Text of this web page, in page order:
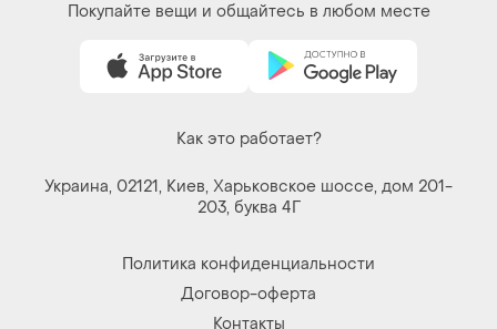
Покупайте вещи и общайтесь в любом месте
Как это работает?
Украина, 02121, Киев, Харьковское шоссе, дом 201-
203, буква 4Г
Политика конфиденциальности
Договор-оферта
Контакты